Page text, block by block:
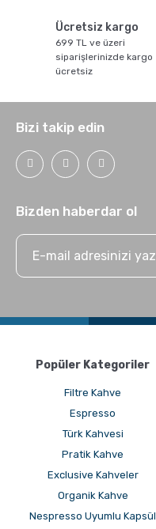
Ücretsiz kargo
699 TL ve üzeri
siparişlerinizde kargo
ücretsiz
Bizi takip edin
Bizden haberdar ol
Popüler Kategoriler
Filtre Kahve
Espresso
Türk Kahvesi
Pratik Kahve
Exclusive Kahveler
Organik Kahve
Nespresso Uyumlu Kapsül